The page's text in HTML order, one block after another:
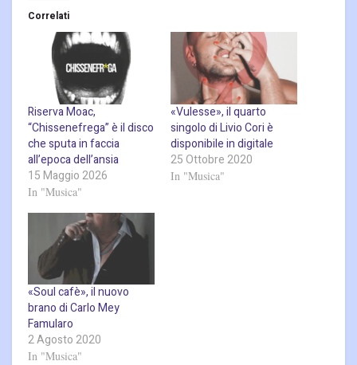
Correlati
Riserva Moac,
“Chissenefrega” è il disco
che sputa in faccia
all’epoca dell’ansia
15 Maggio 2026
In "Musica"
«Vulesse», il quarto
singolo di Livio Cori è
disponibile in digitale
25 Ottobre 2020
In "Musica"
«Soul cafè», il nuovo
brano di Carlo Mey
Famularo
2 Agosto 2020
In "Musica"